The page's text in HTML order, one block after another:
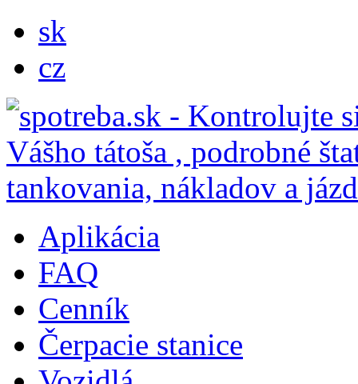
sk
cz
Aplikácia
FAQ
Cenník
Čerpacie stanice